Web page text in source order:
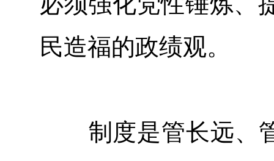
民造福的政绩观。
制度是管长远、管